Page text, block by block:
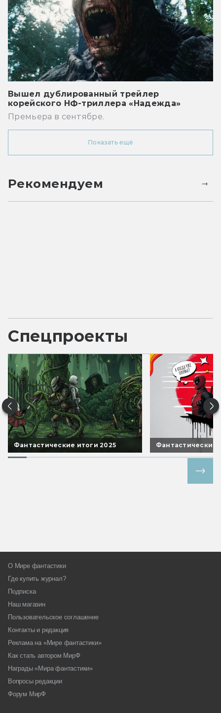
Вышел дублированный трейлер
корейского НФ-триллера «Надежда»
Премьера в сентябре.
Показать ещё
Рекомендуем
Спецпроекты
Фантастические итоги 2025 Фантастические
О Мире фантастики
Где купить журнал?
Подписка
Наш магазин
Пользовательское соглашение
Контакты и редакция
Реклама на «Мире фантастики»
Как стать автором МирФ
Награды «Мира фантастики»
Вопросы редакции
Форум МирФ